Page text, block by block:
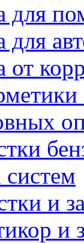
для
для
от
и
и